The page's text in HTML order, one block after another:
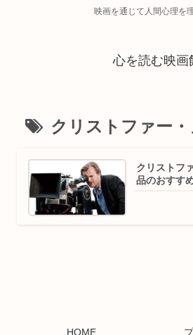
映画を通じて人間心理を
心を読む映画
クリストファー
クリストフ
品のおすす
HOME